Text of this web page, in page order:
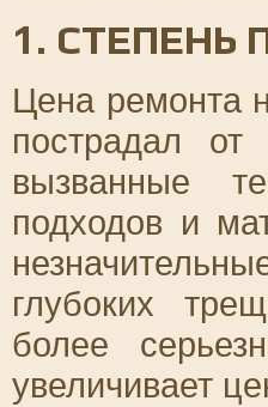
1.
Цена ремонта
пострадал
вызванные
подходов и
глубоких
более
увеличивает